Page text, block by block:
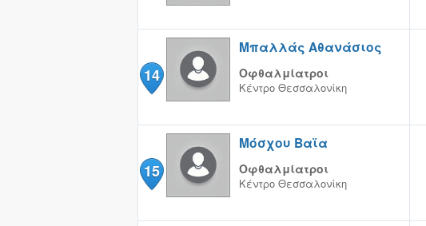
14
Μπαλλάς Αθανάσιος
Οφθαλμίατροι
Κέντρο Θεσσαλονίκη
15
Μόσχου Βαϊα
Οφθαλμίατροι
Κέντρο Θεσσαλονίκη